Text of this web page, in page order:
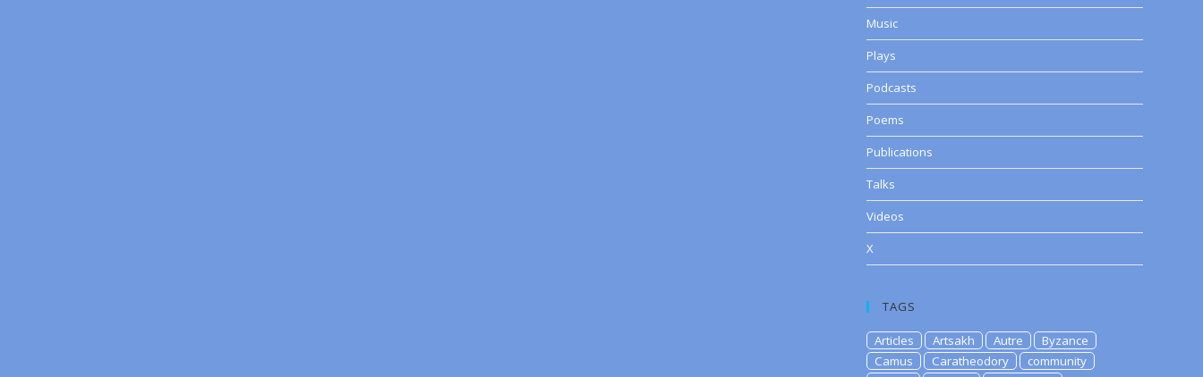
Music
Plays
Podcasts
Poems
Publications
Talks
Videos
X
TAGS
Articles Artsakh Autre
Byzance
Camus
Caratheodory
community